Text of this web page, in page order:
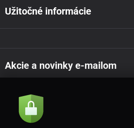
Užitočné informácie
Akcie a novinky e-mailom
Súhlasím so